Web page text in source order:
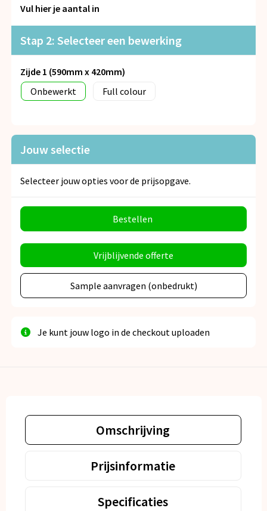
Snoepgoed
Spellen voor binnen en buiten
Veiligheid, Auto en Fiets
Vrije tijd en Strand
Vul hier je aantal in
Stap 2: Selecteer een bewerking
Zijde 1 (590mm x 420mm)
Onbewerkt
Full colour
Jouw selectie
Selecteer jouw opties voor de prijsopgave.
Bestellen
Vrijblijvende offerte
Sample aanvragen (onbedrukt)
Je kunt jouw logo in de checkout uploaden
Omschrijving
Prijsinformatie
Specificaties